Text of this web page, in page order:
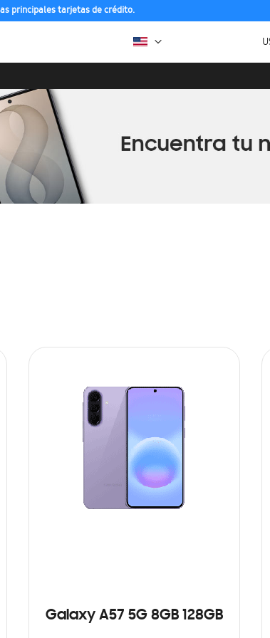
principales tarjetas de crédito.
Galaxy A57 5G 8GB 128GB